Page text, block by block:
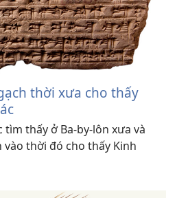
thời xưa cho thấy
thấy ở Ba-by-lôn xưa và
thời đó cho thấy Kinh